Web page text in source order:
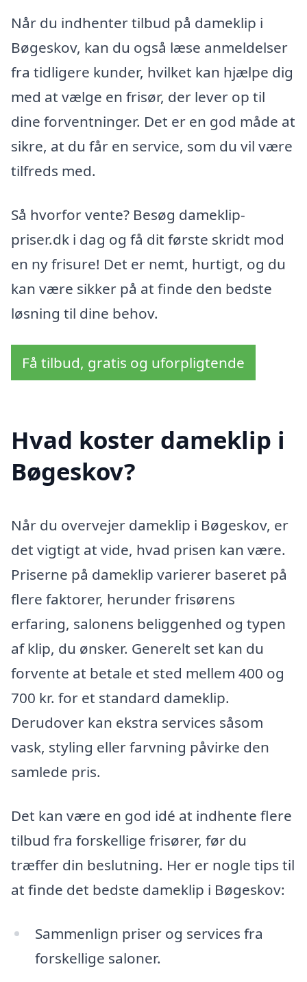
Når du indhenter tilbud på dameklip i
Bøgeskov, kan du også læse anmeldelser
fra tidligere kunder, hvilket kan hjælpe dig
med at vælge en frisør, der lever op til
dine forventninger. Det er en god måde at
sikre, at du får en service, som du vil være
tilfreds med.
Så hvorfor vente? Besøg dameklip-
priser.dk i dag og få dit første skridt mod
en ny frisure! Det er nemt, hurtigt, og du
kan være sikker på at finde den bedste
løsning til dine behov.
Få tilbud, gratis og uforpligtende
Hvad koster dameklip i
Bøgeskov?
Når du overvejer dameklip i Bøgeskov, er
det vigtigt at vide, hvad prisen kan være.
Priserne på dameklip varierer baseret på
flere faktorer, herunder frisørens
erfaring, salonens beliggenhed og typen
af klip, du ønsker. Generelt set kan du
forvente at betale et sted mellem 400 og
700 kr. for et standard dameklip.
Derudover kan ekstra services såsom
vask, styling eller farvning påvirke den
samlede pris.
Det kan være en god idé at indhente flere
tilbud fra forskellige frisører, før du
træffer din beslutning. Her er nogle tips til
at finde det bedste dameklip i Bøgeskov:
Sammenlign priser og services fra
forskellige saloner.